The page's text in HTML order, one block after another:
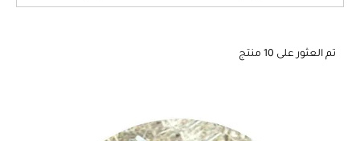
تم العثور على 10 منتج